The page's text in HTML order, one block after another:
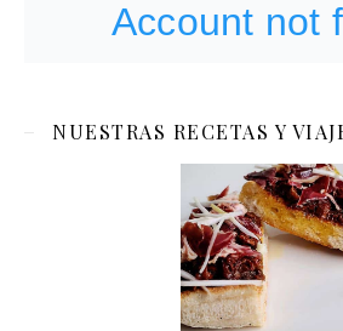
NUESTRAS RECETAS Y